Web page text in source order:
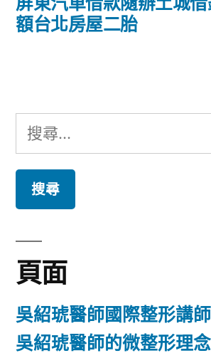
覽
篇
額台北房屋二胎
搜
尋
鍵
字:
頁面
吳紹琥醫師國際整形講師
吳紹琥醫師的微整形理念